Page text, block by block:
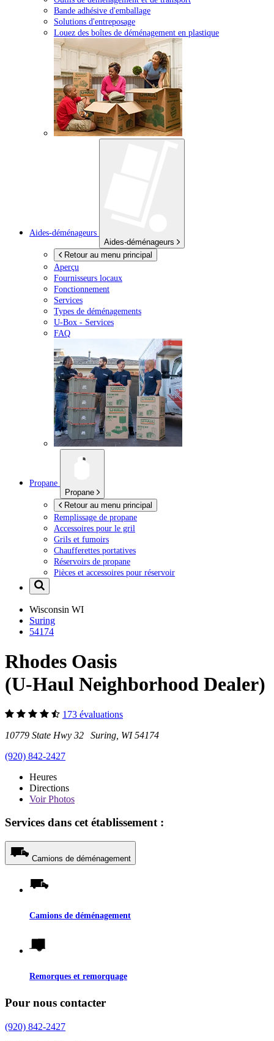
Bande adhésive d'emballage
Solutions d'entreposage
Louez des boîtes de déménagement en plastique
Aides-déménageurs
Aides-déménageurs
Retour au menu principal
Aperçu
Fournisseurs locaux
Fonctionnement
Services
Types de déménagements
U-Box - Services
FAQ
Propane
Propane
Retour au menu principal
Remplissage de propane
Accessoires pour le gril
Grils et fumoirs
Chaufferettes portatives
Réservoirs de propane
Pièces et accessoires pour réservoir
Wisconsin WI
Suring
54174
Rhodes Oasis
(U-Haul Neighborhood Dealer)
173 évaluations
10779 State Hwy 32 Suring, WI 54174
(920) 842-2427
Heures
Directions
VoirPhotos
Services dans cet établissement :
Camions de déménagement
Camions de déménagement
Remorques et remorquage
Pour nous contacter
(920) 842-2427